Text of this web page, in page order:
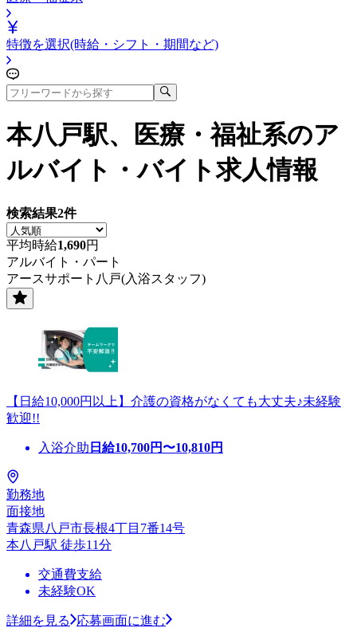
特徴を選択(時給・シフト・期間など)
本八戸駅、医療・福祉系のア
ルバイト・バイト求人情報
検索結果2件
平均時給1,690円
アルバイト・パート
アースサポート八戸(入浴スタッフ)
【日給10,000円以上】介護の資格がなくても大丈夫♪未経験
歓迎!!
入浴介助 日給10,700円〜10,810円
勤務地
面接地
青森県八戸市長根4丁目7番14号
本八戸駅 徒歩11分
交通費支給
未経験OK
詳細を見る 応募画面に進む